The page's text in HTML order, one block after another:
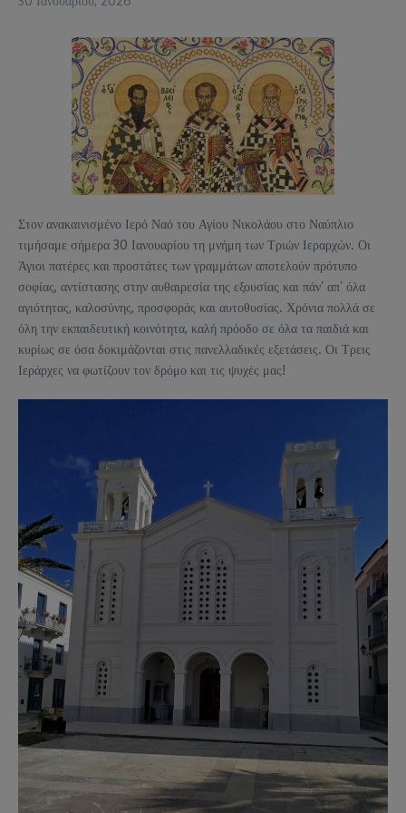
Στον ανακαινισμένο Ιερό Ναό του Αγίου Νικολάου στο Ναύπλιο
τιμήσαμε σήμερα 30 Ιανουαρίου τη μνήμη των Τριών Ιεραρχών. Οι
Άγιοι πατέρες και προστάτες των γραμμάτων αποτελούν πρότυπο
σοφίας, αντίστασης στην αυθαιρεσία της εξουσίας και πάν’ απ’ όλα
αγιότητας, καλοσύνης, προσφοράς και αυτοθυσίας. Χρόνια πολλά σε
όλη την εκπαιδευτική κοινότητα, καλή πρόοδο σε όλα τα παιδιά και
κυρίως σε όσα δοκιμάζονται στις πανελλαδικές εξετάσεις. Οι Τρεις
Ιεράρχες να φωτίζουν τον δρόμο και τις ψυχές μας!